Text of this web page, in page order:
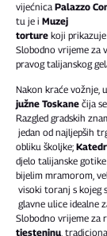
vijećnica Palazzo
tu je i Muzej
torture koji
Slobodno vrijeme za
pravog talijanskog
Nakon kraće vožnje,
južne Toskane čija
Razgled gradskih
jedan od najljepših
obliku školjke;
djelo talijanske
bijelim mramorom,
visoki toranj s kojeg
glavne ulice idealne
Slobodno vrijeme za
tjesteninu,